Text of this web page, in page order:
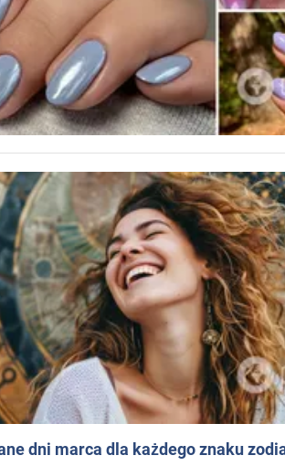
dni marca dla każdego znaku